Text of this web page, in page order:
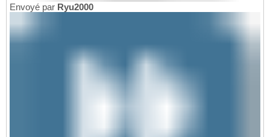
Envoyé par Ryu2000